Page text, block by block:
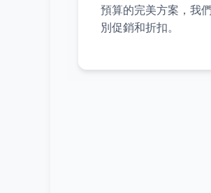
預算的完美方案，我
別促銷和折扣。